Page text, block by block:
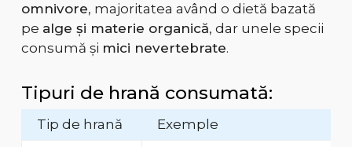
omnivore, majoritatea având o dietă bazată
pe alge și materie organică, dar unele specii
consumă și mici nevertebrate.
Tipuri de hrană consumată:
Tip de hrană Exemple